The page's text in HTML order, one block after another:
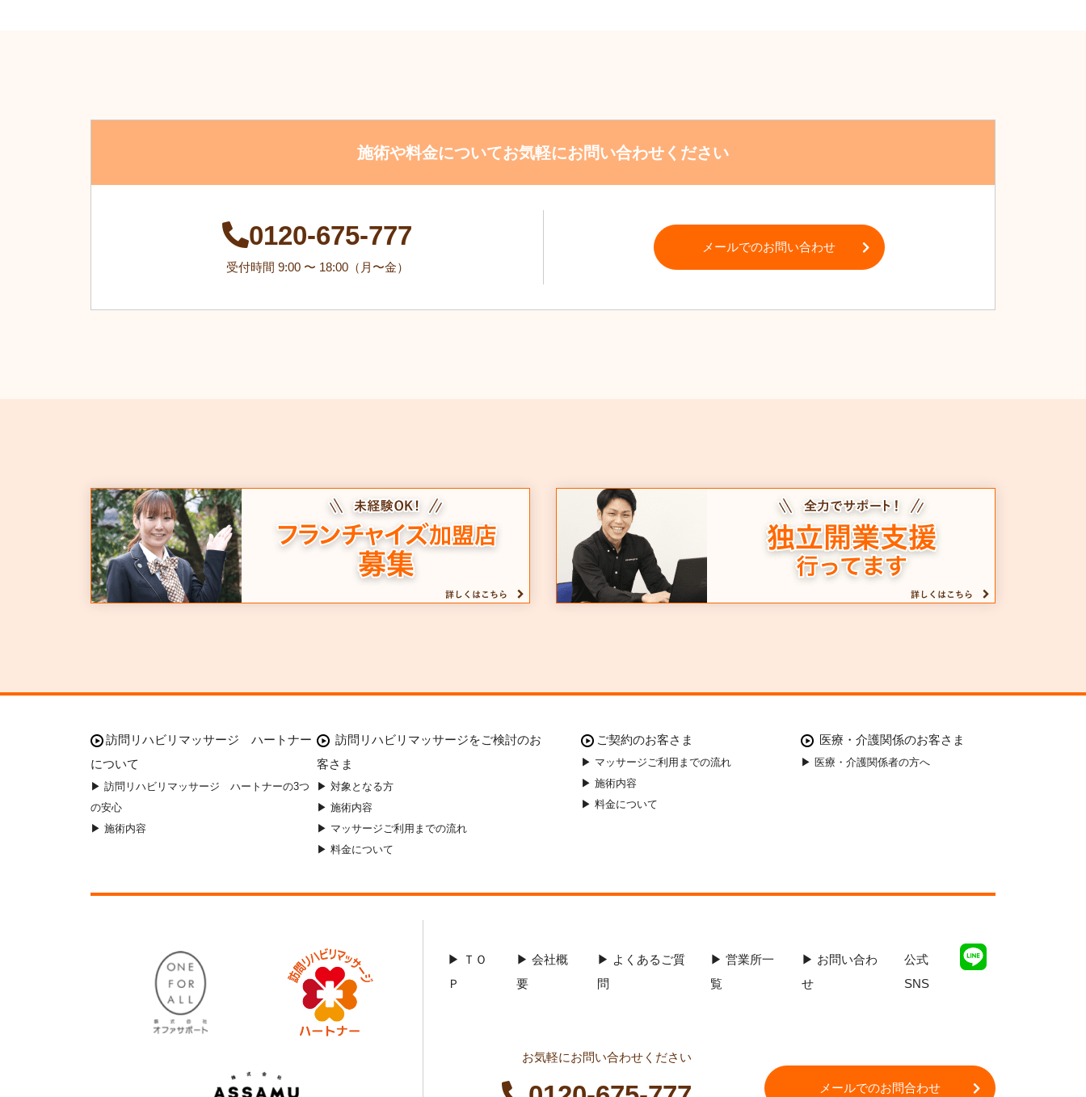
施術や料金についてお気軽にお問い合わせください
0120-675-777
受付時間 9:00 〜 18:00（月〜金）
メールでのお問い合わせ
訪問リハビリマッサージ ハートナー
について
▶ 訪問リハビリマッサージ ハートナーの3つ
の安心
▶ 施術内容
訪問リハビリマッサージをご検討のお
客さま
▶ 対象となる方
▶ 施術内容
▶ マッサージご利用までの流れ
▶ 料金について
ご契約のお客さま
▶ マッサージご利用までの流れ
▶ 施術内容
▶ 料金について
医療・介護関係のお客さま
▶ 医療・介護関係者の方へ
▶ ＴＯ
Ｐ
▶ 会社概
要
▶ よくあるご質
問
▶ 営業所一
覧
▶ お問い合わ
せ
公式
SNS
お気軽にお問い合わせください
メールでのお問合わせ